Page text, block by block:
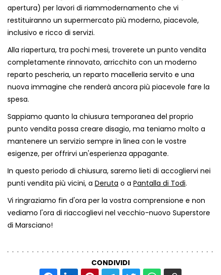
apertura) per lavori di riammodernamento che vi
restituiranno un supermercato più moderno, piacevole,
inclusivo e ricco di servizi.
Alla riapertura, tra pochi mesi, troverete un punto vendita
completamente rinnovato, arricchito con un moderno
reparto pescheria, un reparto macelleria servito e una
nuova immagine che renderà ancora più piacevole fare la
spesa.
Sappiamo quanto la chiusura temporanea del proprio
punto vendita possa creare disagio, ma teniamo molto a
mantenere un servizio sempre in linea con le vostre
esigenze, per offrirvi un'esperienza appagante.
In questo periodo di chiusura, saremo lieti di accogliervi nei
punti vendita più vicini, a Deruta o a Pantalla di Todi.
Vi ringraziamo fin d'ora per la vostra comprensione e non
vediamo l'ora di riaccoglievi nel vecchio-nuovo Superstore
di Marsciano!
CONDIVIDI